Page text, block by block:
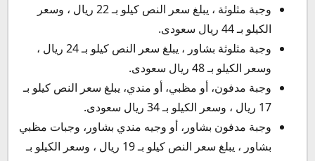
وجبة مثلوثة ، يبلغ سعر النص كيلو بـ 22 ريال ، وسعر
الكيلو بـ 44 ريال سعودى.
وجبة مثلوثة بشاور ، يبلغ سعر النص كيلو بـ 24 ريال ،
وسعر الكيلو بـ 48 ريال سعودى.
وجبة مدفون، أو مظبي، أو مندي، يبلغ سعر النص كيلو بـ
17 ريال ، وسعر الكيلو بـ 34 ريال سعودى.
وجبة مدفون بشاور، أو وجيه مندي بشاور، وجبات مظبي
بشاور ، يبلغ سعر النص كيلو بـ 19 ريال ، وسعر الكيلو بـ